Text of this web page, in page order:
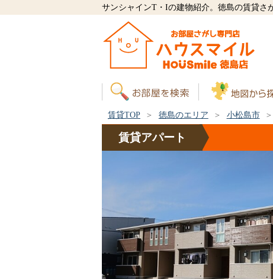
サンシャインT・Iの建物紹介。徳島の賃貸さ
賃貸TOP 徳島のエリア 小松島市
賃貸アパート